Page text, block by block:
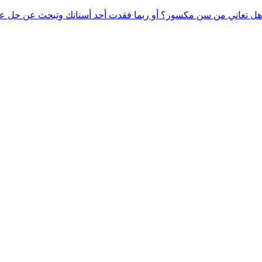
هل تعاني من سن مكسور؟ أو ربما فقدت أحد أسنانك وتبحث عن حل